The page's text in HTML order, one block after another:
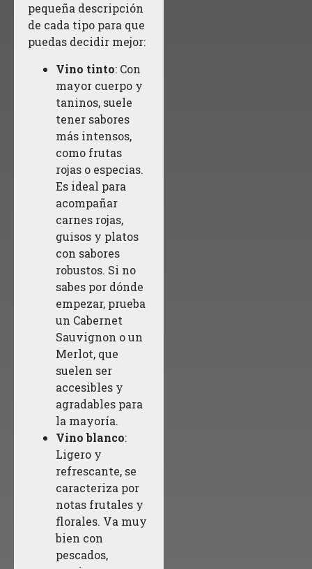
pequeña descripción
de cada tipo para que
puedas decidir mejor:
Vino tinto: Con
mayor cuerpo y
taninos, suele
tener sabores
más intensos,
como frutas
rojas o especias.
Es ideal para
acompañar
carnes rojas,
guisos y platos
con sabores
robustos. Si no
sabes por dónde
empezar, prueba
un Cabernet
Sauvignon o un
Merlot, que
suelen ser
accesibles y
agradables para
la mayoría.
Vino blanco:
Ligero y
refrescante, se
caracteriza por
notas frutales y
florales. Va muy
bien con
pescados,